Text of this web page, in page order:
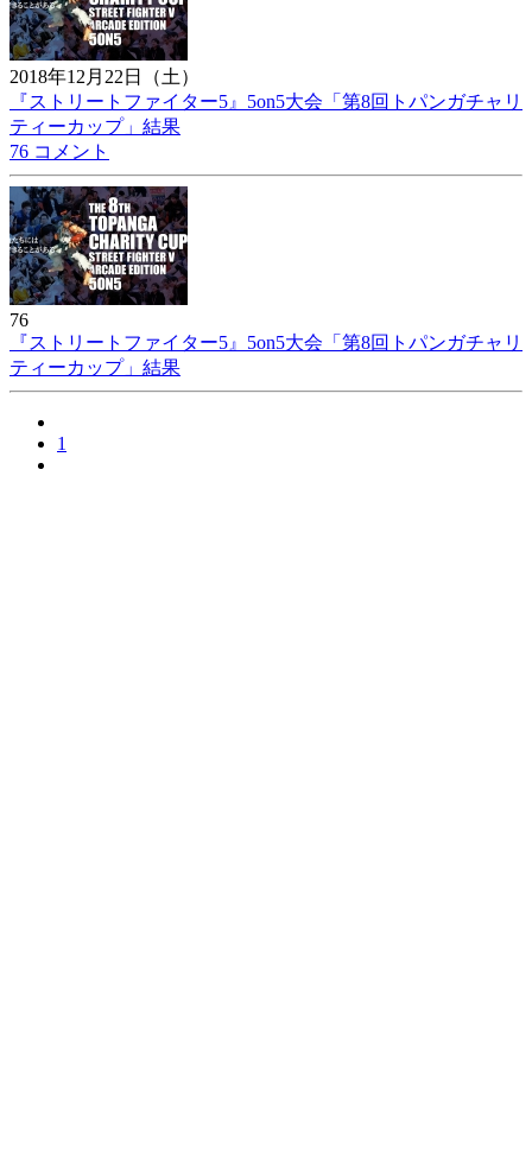
2018年12月22日（土）
『ストリートファイター5』5on5大会「第8回トパンガチャリ
ティーカップ」結果
76 コメント
76
『ストリートファイター5』5on5大会「第8回トパンガチャリ
ティーカップ」結果
1